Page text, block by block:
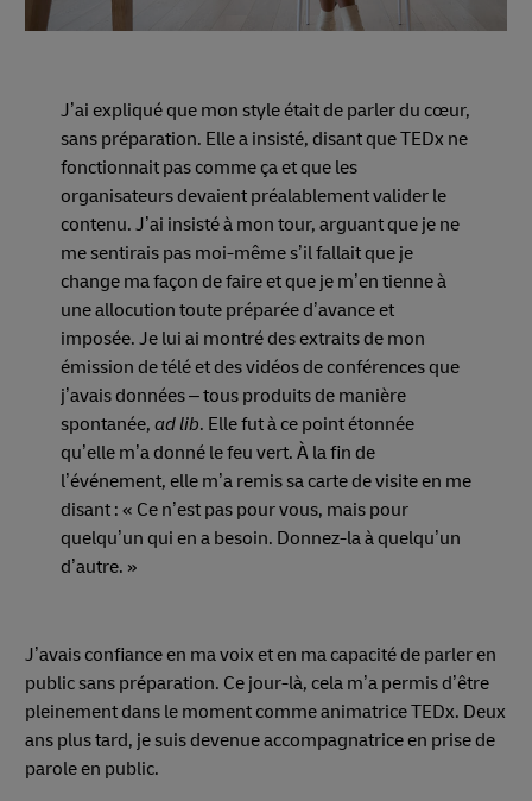
J’ai expliqué que mon style était de parler du cœur,
sans préparation. Elle a insisté, disant que TEDx ne
fonctionnait pas comme ça et que les
organisateurs devaient préalablement valider le
contenu. J’ai insisté à mon tour, arguant que je ne
me sentirais pas moi-même s’il fallait que je
change ma façon de faire et que je m’en tienne à
une allocution toute préparée d’avance et
imposée. Je lui ai montré des extraits de mon
émission de télé et des vidéos de conférences que
j’avais données – tous produits de manière
spontanée, ad lib. Elle fut à ce point étonnée
qu’elle m’a donné le feu vert. À la fin de
l’événement, elle m’a remis sa carte de visite en me
disant : « Ce n’est pas pour vous, mais pour
quelqu’un qui en a besoin. Donnez-la à quelqu’un
d’autre. »
J’avais confiance en ma voix et en ma capacité de parler en
public sans préparation. Ce jour-là, cela m’a permis d’être
pleinement dans le moment comme animatrice TEDx. Deux
ans plus tard, je suis devenue accompagnatrice en prise de
parole en public.